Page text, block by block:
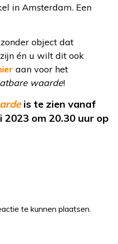
in Amsterdam. Een
object dat
én u wilt dit ook
aan voor het
waarde!
is te zien vanaf
om 20.30 uur op
te kunnen plaatsen.